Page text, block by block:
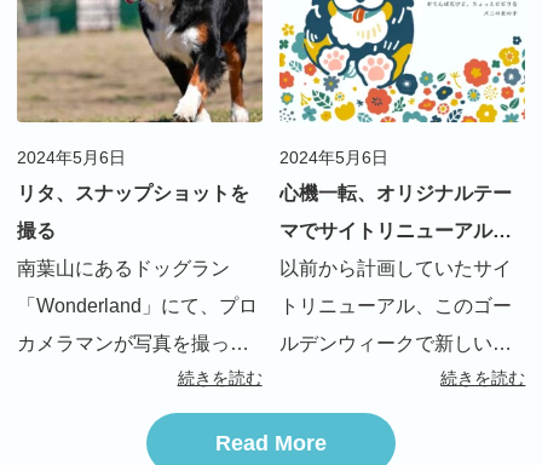
の？バーニーズでしょ？」
って […]
ーズ初めて見た」とよく言
われます 最初の頃はまだ
[…]
2024年5月6日
リタ、スナップショットを
撮る
南葉山にあるドッグラン
「Wonderland」にて、プロ
カメラマンが写真を撮って
くれるオプション？が始ま
り、早速撮って貰いました
料金は３千円でおつりがく
続きを読む
2024年5月6日
心機一転、オリジナルテー
マでサイトリニューアルし
ました！
以前から計画していたサイ
トリニューアル、このゴー
ルデンウィークで新しいテ
ーマに切り替えました。 ・
旧テーマ：有料テーマ
AFFINGER ・新テーマ：ス
続きを読む
Read More